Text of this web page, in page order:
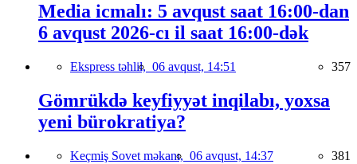
Media icmalı: 5 avqust saat 16:00-dan
6 avqust 2026-cı il saat 16:00-dək
Ekspress təhlil, 06 avqust, 14:51 357
Gömrükdə keyfiyyət inqilabı, yoxsa
yeni bürokratiya?
Keçmiş Sovet məkanı, 06 avqust, 14:37 381